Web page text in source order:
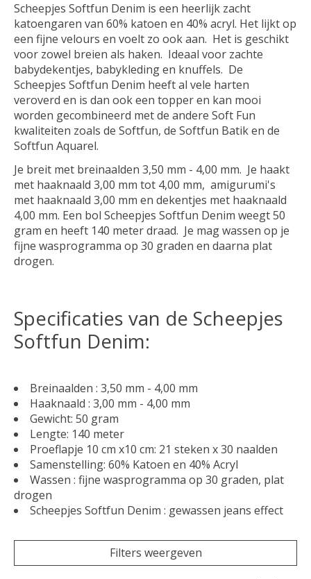
Scheepjes Softfun Denim is een heerlijk zacht
katoengaren van 60% katoen en 40% acryl. Het lijkt op
een fijne velours en voelt zo ook aan. Het is geschikt
voor zowel breien als haken. Ideaal voor zachte
babydekentjes, babykleding en knuffels. De
Scheepjes Softfun Denim heeft al vele harten
veroverd en is dan ook een topper en kan mooi
worden gecombineerd met de andere Soft Fun
kwaliteiten zoals de Softfun, de Softfun Batik en de
Softfun Aquarel.
Je breit met breinaalden 3,50 mm - 4,00 mm. Je haakt
met haaknaald 3,00 mm tot 4,00 mm, amigurumi's
met haaknaald 3,00 mm en dekentjes met haaknaald
4,00 mm. Een bol Scheepjes Softfun Denim weegt 50
gram en heeft 140 meter draad. Je mag wassen op je
fijne wasprogramma op 30 graden en daarna plat
drogen.
Specificaties van de Scheepjes
Softfun Denim:
Breinaalden : 3,50 mm - 4,00 mm
Haaknaald : 3,00 mm - 4,00 mm
Gewicht: 50 gram
Lengte: 140 meter
Proeflapje 10 cm x10 cm: 21 steken x 30 naalden
Samenstelling: 60% Katoen en 40% Acryl
Wassen : fijne wasprogramma op 30 graden, plat
drogen
Scheepjes Softfun Denim : gewassen jeans effect
Filters weergeven